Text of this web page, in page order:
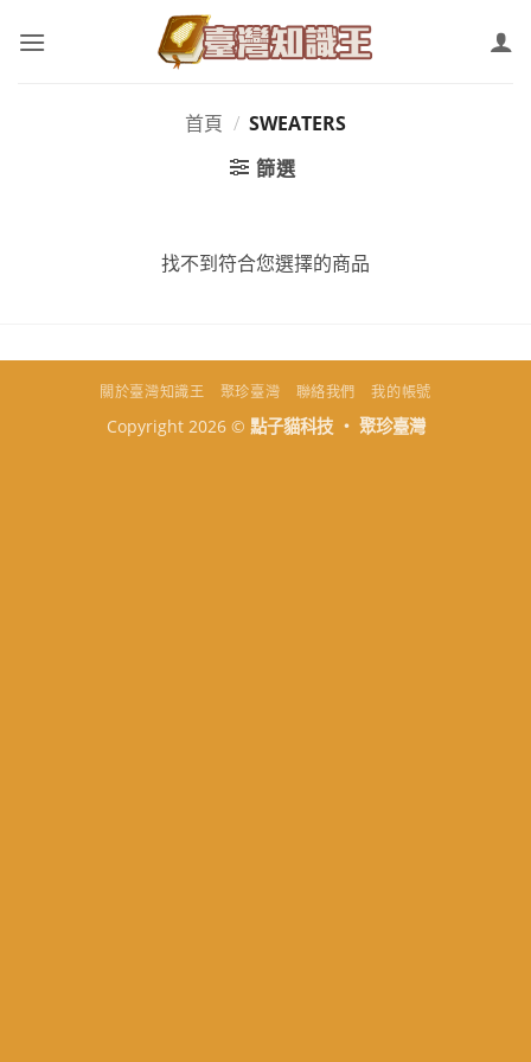
首頁 / SWEATERS
篩選
找不到符合您選擇的商品
關於臺灣知識王 聚珍臺灣 聯絡我們 我的帳號
Copyright 2026 © 點子貓科技 ‧ 聚珍臺灣